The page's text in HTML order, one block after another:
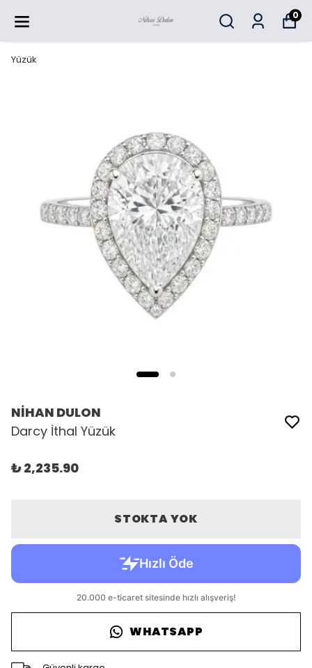
0
Yüzük
NİHAN DULON
Darcy İthal Yüzük
₺ 2,235.90
STOKTA YOK
WHATSAPP